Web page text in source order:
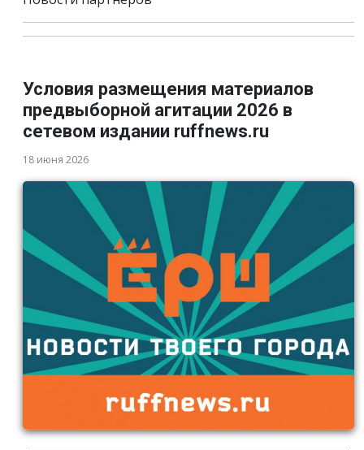
Условия размещения материалов
предвыборной агитации 2026 в
сетевом издании ruffnews.ru
18 июня 2026